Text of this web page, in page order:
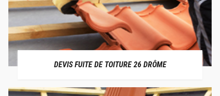
DEVIS FUITE DE TOITURE 26 DRÔME